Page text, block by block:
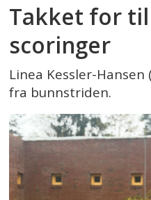
Takket for
scoringer
Linea Kessler-
fra bunnstriden.